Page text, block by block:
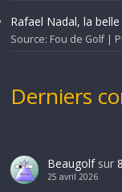
Rafael Nadal, la
Source: Fou de Golf
Derniers
Beaugolfsur
25 avril 2026